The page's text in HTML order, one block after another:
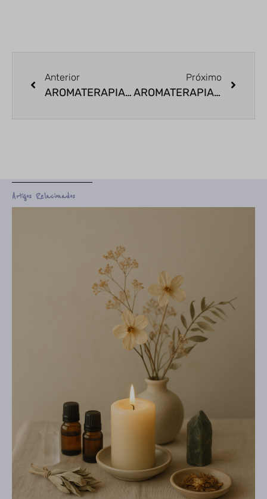
Anterior
AROMATERAPIA: QUAL ÓLEO ESSENCIAL PARA O SIGNO DE CÂNCER?
Próximo
AROMATERAPIA: QUAL ÓLEO ESSENCIAL PARA O SIGNO DE VIRGEM?
Artigos Relacionados